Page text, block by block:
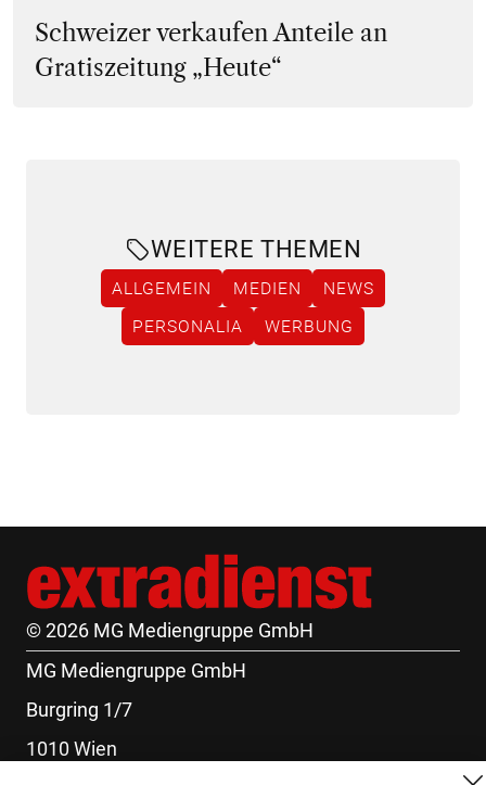
Schweizer verkaufen Anteile an
Gratiszeitung „Heute“
WEITERE THEMEN
ALLGEMEIN MEDIEN
NEWS
PERSONALIA
WERBUNG
© 2026 MG Mediengruppe GmbH
MG Mediengruppe GmbH
Burgring 1/7
1010 Wien